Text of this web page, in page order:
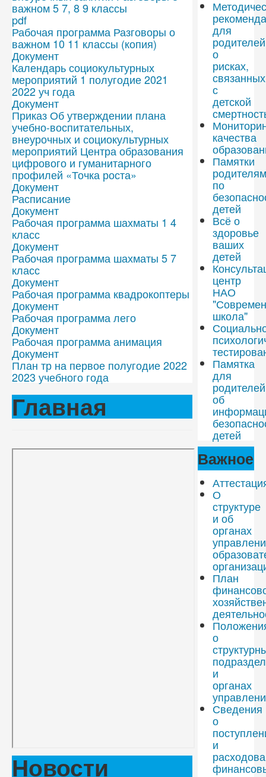
важном 5 7, 8 9 классы
pdf
Рабочая программа Разговоры о
важном 10 11 классы (копия)
Документ
Календарь социокультурных
мероприятий 1 полугодие 2021
2022 уч года
Документ
Приказ Об утверждении плана
учебно-воспитательных,
внеурочных и социокультурных
мероприятий Центра образования
цифрового и гуманитарного
профилей «Точка роста»
Документ
Расписание
Документ
Рабочая программа шахматы 1 4
класс
Документ
Рабочая программа шахматы 5 7
класс
Документ
Рабочая программа квадрокоптеры
Документ
Рабочая программа лего
Документ
Рабочая программа анимация
Документ
План тр на первое полугодие 2022
2023 учебного года
Главная
Новости
для
родителей
о
рисках,
связанных
с
детской
качества
Памятки
родителям
по
детей
Всё о
здоровье
ваших
детей
центр
НАО
школа"
Памятка
для
родителей
об
детей
Важное
О
структуре
и об
органах
План
о
и
органах
Сведения
о
и